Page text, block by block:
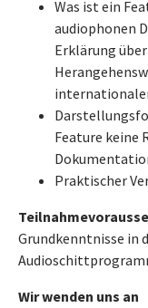
Was ist ein
audiophonen
Erklärung
Feature keine
Praktischer
Grundkenntnisse in
Wir wenden uns an